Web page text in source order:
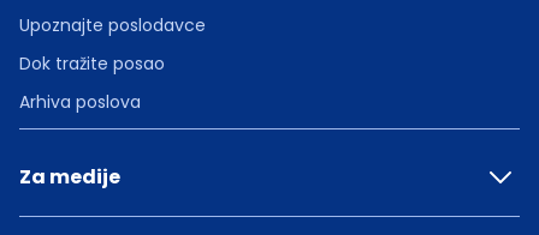
Upoznajte poslodavce
Dok tražite posao
Arhiva poslova
Za medije